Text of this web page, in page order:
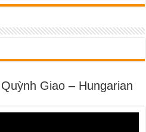
Giao – Hungarian